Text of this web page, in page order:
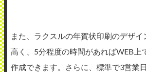
また、ラクスルの年賀状印刷のデザイ
高く、5分程度の時間があればWEB上
作成できます。さらに、標準で3営業